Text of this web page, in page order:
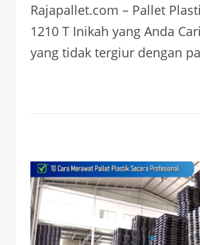
Rajapallet.com – Pallet
1210 T Inikah yang Anda
yang tidak tergiur dengan